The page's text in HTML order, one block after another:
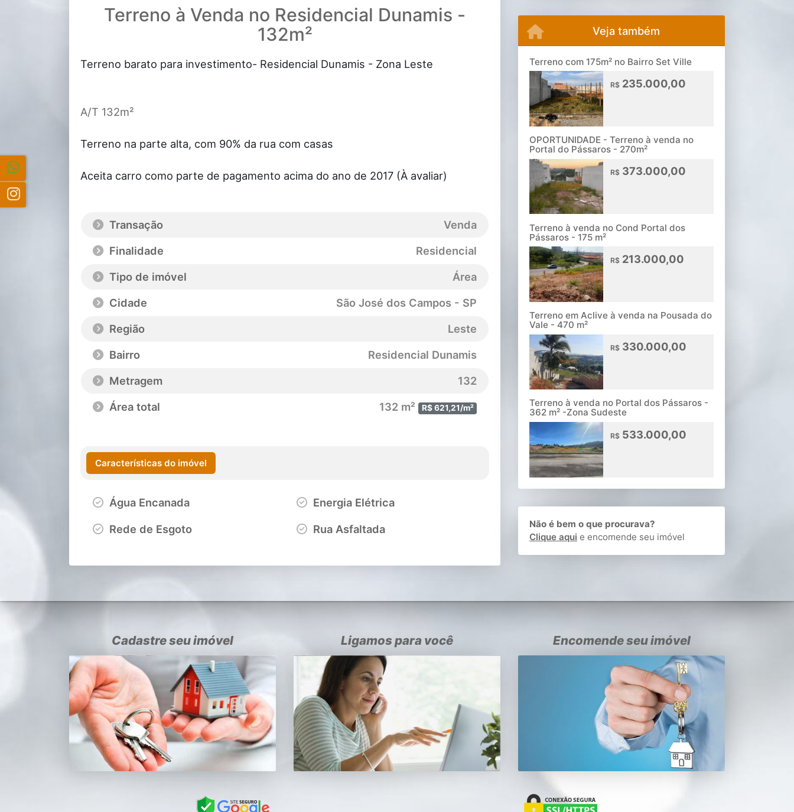
Terreno à Venda no Residencial Dunamis -
132m²
Terreno barato para investimento- Residencial Dunamis - Zona Leste
A/T 132m²
Terreno na parte alta, com 90% da rua com casas
Aceita carro como parte de pagamento acima do ano de 2017 (À avaliar)
Transação
Venda
Finalidade
Residencial
Tipo de imóvel
Área
Cidade
São José dos Campos - SP
Região
Leste
Bairro
Residencial Dunamis
Metragem
132
Área total
132 m² R$ 621,21/m²
Características do imóvel
Água Encanada Energia Elétrica
Rede de Esgoto Rua Asfaltada
Veja também
Terreno com 175m² no Bairro Set Ville
R$235.000,00
OPORTUNIDADE - Terreno à venda no
Portal do Pássaros - 270m²
R$373.000,00
Terreno à venda no Cond Portal dos
Pássaros - 175 m²
R$213.000,00
Terreno em Aclive à venda na Pousada do
Vale - 470 m²
R$330.000,00
Terreno à venda no Portal dos Pássaros -
362 m² -Zona Sudeste
R$533.000,00
Não é bem o que procurava?
Clique aqui e encomende seu imóvel
Cadastre seu imóvel Ligamos para você Encomende seu imóvel